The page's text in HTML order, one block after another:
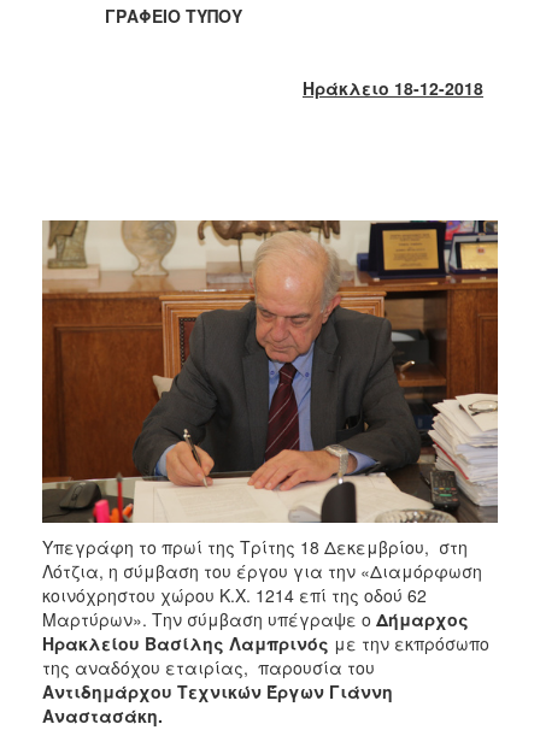
2018
2011
2010
2006
ΠΟΛΙΤΙΣΜΟΣ
ΑΝΘΕΚΤΙΚΗ
ΠΟΛΗ
ΓΡΑΦΕΙΟ ΤΥΠΟΥ
Ηράκλειο 18-12-2018
Υπεγράφη το πρωί της Τρίτης 18 Δεκεμβρίου, στη
Λότζια, η σύμβαση του έργου για την «Διαμόρφωση
κοινόχρηστου χώρου Κ.Χ. 1214 επί της οδού 62
Μαρτύρων». Την σύμβαση υπέγραψε ο Δήμαρχος
Ηρακλείου Βασίλης Λαμπρινός με την εκπρόσωπο
της αναδόχου εταιρίας, παρουσία του
Αντιδημάρχου Τεχνικών Έργων Γιάννη
Αναστασάκη.